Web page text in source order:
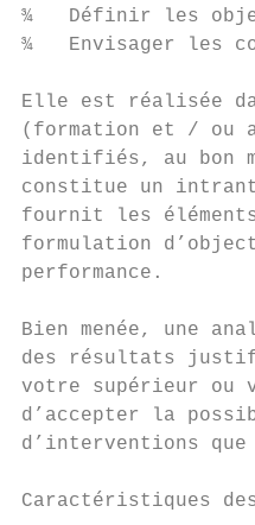
¾   Définir les
¾   Envisager les
Elle est réalisée
(formation et / ou
identifiés, au bon
constitue un
fournit les
formulation
performance.
Bien menée, une
des résultats
votre supérieur ou
d’accepter la
d’interventions
Caractéristiques